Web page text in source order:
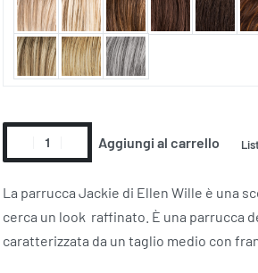
Aggiungi al carrello
Alternative:
La parrucca Jackie di Ellen Wille è una
cerca un look raffinato. È una parrucca
caratterizzata da un taglio medio con